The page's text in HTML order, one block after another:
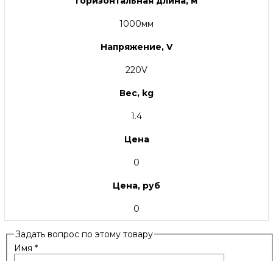
1000мм
Напряжение, V
220V
Вес, kg
1.4
Цена
0
Цена, руб
0
Задать вопрос по этому товару
Имя *